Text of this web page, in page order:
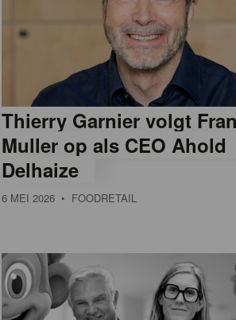
Thierry Garnier volgt
Muller op als CEO Ahold
Delhaize
6 MEI 2026 • FOODRETAIL